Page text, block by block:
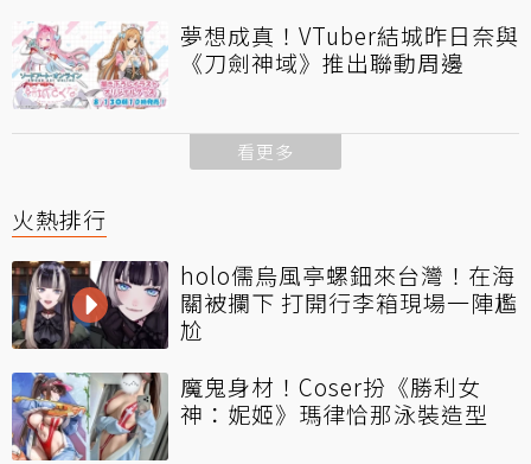
夢想成真！VTuber結城昨日奈與
《刀劍神域》推出聯動周邊
看更多
火熱排行
holo儒烏風亭螺鈿來台灣！在海
關被攔下 打開行李箱現場一陣尷
尬
魔鬼身材！Coser扮《勝利女
神：妮姬》瑪律恰那泳裝造型